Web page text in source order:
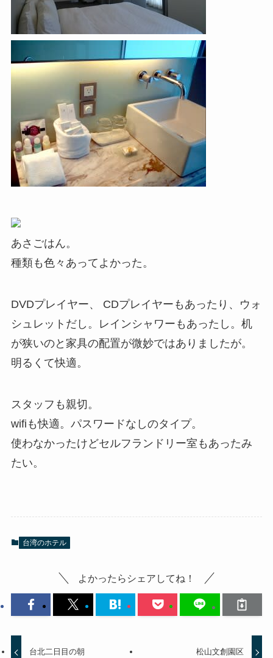
あさごはん。
種類も色々あってよかった。
DVDプレイヤー、 CDプレイヤーもあったり、ウォ
シュレットだし。レインシャワーもあったし。机
が狭いのと家具の配置が微妙ではありましたが。
明るくて快適。
スタッフも親切。
wifiも快適。パスワードなしのタイプ。
使わなかったけどセルフランドリー室もあったみ
たい。
台湾のホテル
よかったらシェアしてね！
台北二日目の朝 松山文創園区